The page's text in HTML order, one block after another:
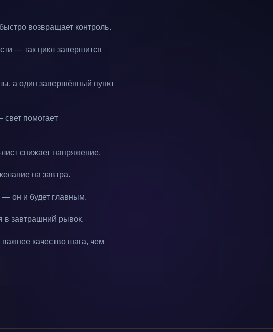
возвращает контроль.
— так цикл завершится
а один завершённый пункт
свет помогает
снижает напряжение.
на завтра.
— он и будет главным.
в завтрашний рывок.
качество шага, чем